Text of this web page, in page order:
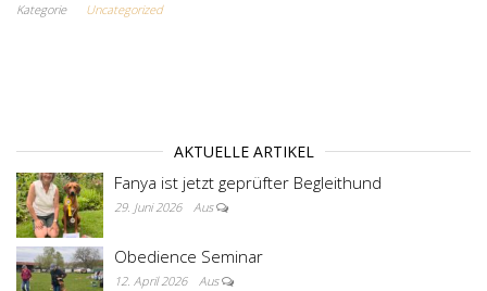
Kategorie Uncategorized
AKTUELLE ARTIKEL
Fanya ist jetzt geprüfter Begleithund
29. Juni 2026 Aus
Obedience Seminar
12. April 2026 Aus